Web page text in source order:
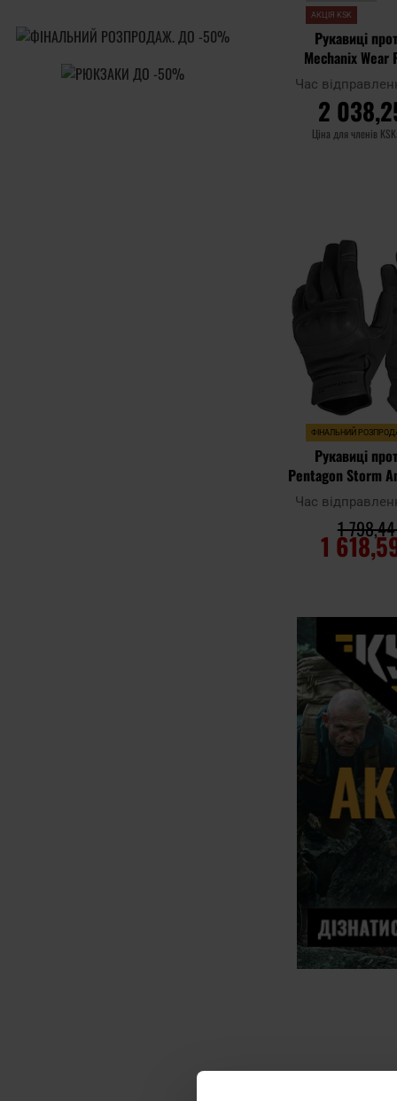
АКЦІЯ KSK
Рукавиці
Mechanix Wear
Black
Час
2
Ціна для членів
порівняння
ФІНАЛЬНИЙ
Рукавиці
Pentagon Storm
Час
11
порівняння